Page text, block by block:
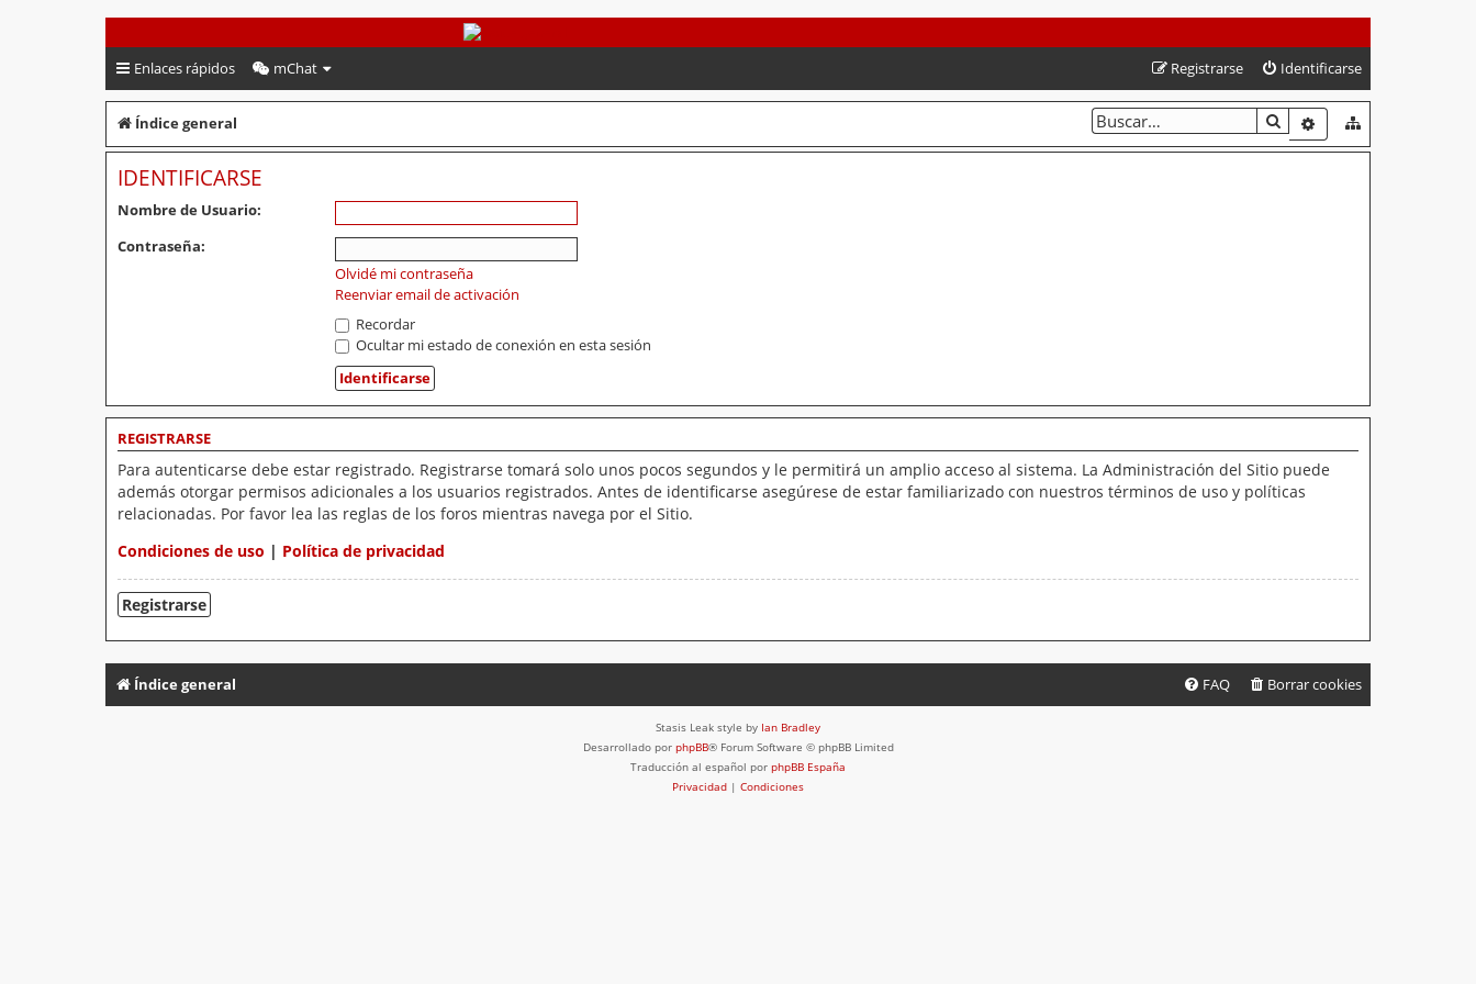
PeruVoley.com
Enlaces rápidos mChat Identificarse
Registrarse
Índice general BUSCARBÚSQUEDA
IDENTIFICARSE
Nombre de Usuario:
Contraseña:
Olvidé mi contraseña
Reenviar email de activación
Recordar
Ocultar mi estado de conexión en esta sesión
REGISTRARSE
Para autenticarse debe estar registrado. Registrarse tomará solo unos pocos segundos y le permitirá un amplio acceso al sistema. La Administración del Sitio puede
además otorgar permisos adicionales a los usuarios registrados. Antes de identificarse asegúrese de estar familiarizado con nuestros términos de uso y políticas
relacionadas. Por favor lea las reglas de los foros mientras navega por el Sitio.
Condiciones de uso | Política de privacidad
Registrarse
Índice general Borrar cookies
FAQ
Stasis Leak style by Ian Bradley
Desarrollado por phpBB® Forum Software © phpBB Limited
Traducción al español por phpBB España
Privacidad | Condiciones